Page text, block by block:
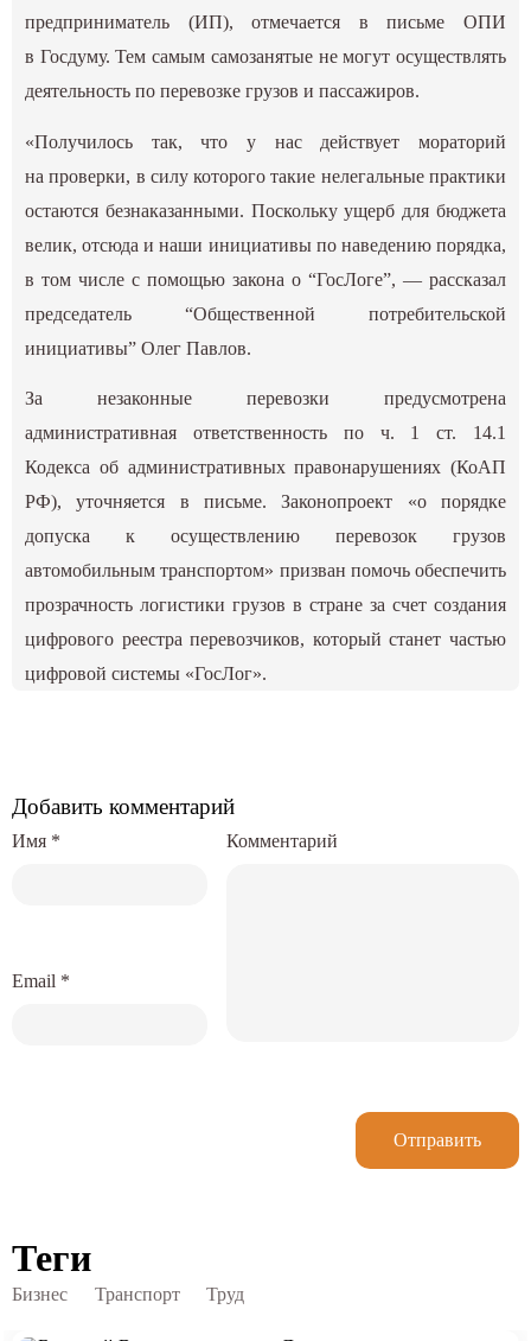
предприниматель (ИП), отмечается в письме ОПИ
в Госдуму. Тем самым самозанятые не могут осуществлять
деятельность по перевозке грузов и пассажиров.
«Получилось так, что у нас действует мораторий
на проверки, в силу которого такие нелегальные практики
остаются безнаказанными. Поскольку ущерб для бюджета
велик, отсюда и наши инициативы по наведению порядка,
в том числе с помощью закона о “ГосЛоге”, — рассказал
председатель “Общественной потребительской
инициативы” Олег Павлов.
За незаконные перевозки предусмотрена
административная ответственность по ч. 1 ст. 14.1
Кодекса об административных правонарушениях (КоАП
РФ), уточняется в письме. Законопроект «о порядке
допуска к осуществлению перевозок грузов
автомобильным транспортом» призван помочь обеспечить
прозрачность логистики грузов в стране за счет создания
цифрового реестра перевозчиков, который станет частью
цифровой системы «ГосЛог».
Добавить комментарий
Комментарий
Имя *
Email *
Отправить
Теги
Бизнес Транспорт Труд